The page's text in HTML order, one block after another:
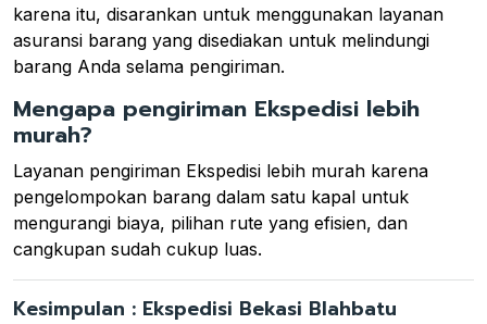
karena itu, disarankan untuk menggunakan layanan
asuransi barang yang disediakan untuk melindungi
barang Anda selama pengiriman.
Mengapa pengiriman Ekspedisi lebih
murah?
Layanan pengiriman Ekspedisi lebih murah karena
pengelompokan barang dalam satu kapal untuk
mengurangi biaya, pilihan rute yang efisien, dan
cangkupan sudah cukup luas.
Kesimpulan : Ekspedisi Bekasi Blahbatu